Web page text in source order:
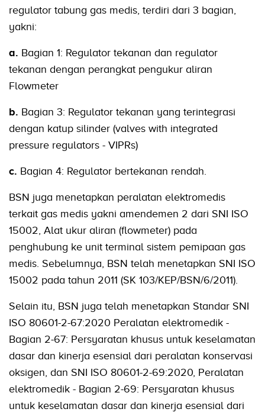
regulator tabung gas medis, terdiri dari 3 bagian,
yakni:
a. Bagian 1: Regulator tekanan dan regulator
tekanan dengan perangkat pengukur aliran
Flowmeter
b. Bagian 3: Regulator tekanan yang terintegrasi
dengan katup silinder (valves with integrated
pressure regulators - VIPRs)
c. Bagian 4: Regulator bertekanan rendah.
BSN juga menetapkan peralatan elektromedis
terkait gas medis yakni amendemen 2 dari SNI ISO
15002, Alat ukur aliran (flowmeter) pada
penghubung ke unit terminal sistem pemipaan gas
medis. Sebelumnya, BSN telah menetapkan SNI ISO
15002 pada tahun 2011 (SK 103/KEP/BSN/6/2011).
Selain itu, BSN juga telah menetapkan Standar SNI
ISO 80601-2-67:2020 Peralatan elektromedik -
Bagian 2-67: Persyaratan khusus untuk keselamatan
dasar dan kinerja esensial dari peralatan konservasi
oksigen, dan SNI ISO 80601-2-69:2020, Peralatan
elektromedik - Bagian 2-69: Persyaratan khusus
untuk keselamatan dasar dan kinerja esensial dari